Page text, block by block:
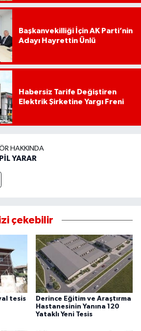
Başkanvekilliği İçin AK Parti’nin
Adayı Hayrettin Ünlü
Habersiz Tarife Değiştiren
Elektrik Şirketine Yargı Freni
HAKKINDA
YARAR
çekebilir
tesis
Derince Eğitim ve Araştırma
Hastanesinin Yanına 120
Yataklı Yeni Tesis